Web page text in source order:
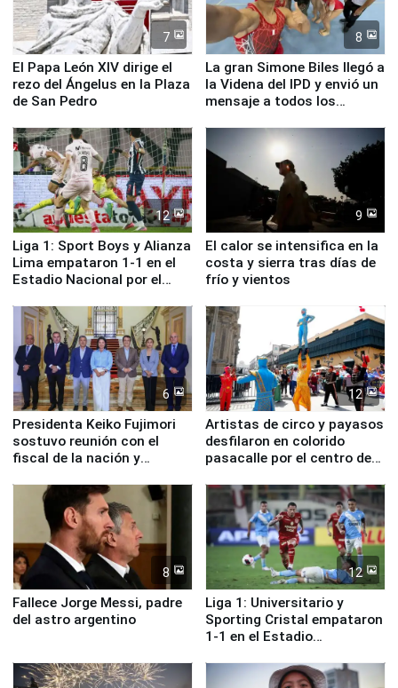
7
El Papa León XIV dirige el
rezo del Ángelus en la Plaza
de San Pedro
8
La gran Simone Biles llegó a
la Videna del IPD y envió un
mensaje a todos los
12
Liga 1: Sport Boys y Alianza
Lima empataron 1-1 en el
Estadio Nacional por el
9
El calor se intensifica en la
costa y sierra tras días de
frío y vientos
6
Presidenta Keiko Fujimori
sostuvo reunión con el
fiscal de la nación y
12
Artistas de circo y payasos
desfilaron en colorido
pasacalle por el centro de
8
Fallece Jorge Messi, padre
del astro argentino
12
Liga 1: Universitario y
Sporting Cristal empataron
1-1 en el Estadio